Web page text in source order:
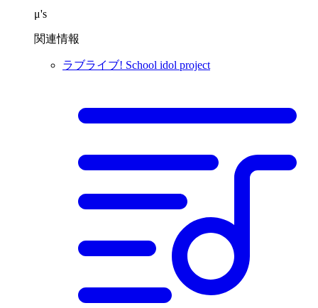
μ's
関連情報
ラブライブ! School idol project